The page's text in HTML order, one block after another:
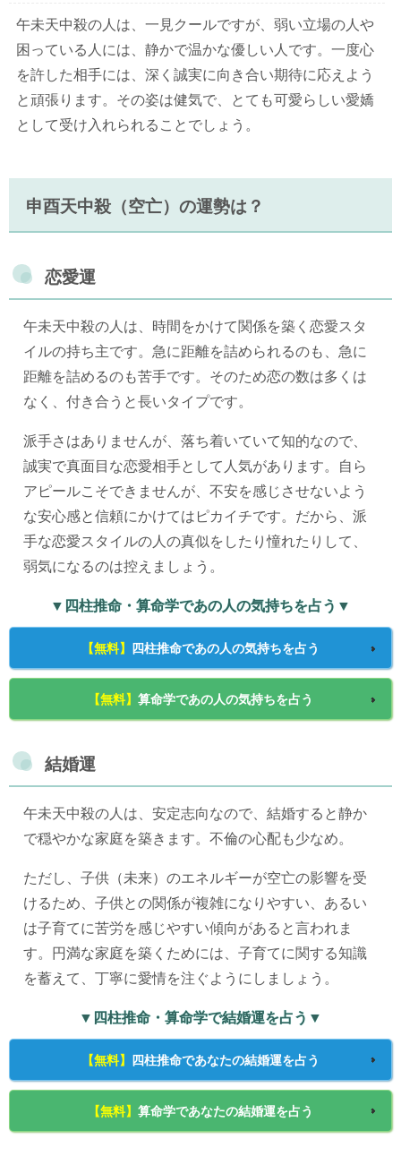
午未天中殺の人は、一見クールですが、弱い立場の人や
困っている人には、静かで温かな優しい人です。一度心
を許した相手には、深く誠実に向き合い期待に応えよう
と頑張ります。その姿は健気で、とても可愛らしい愛嬌
として受け入れられることでしょう。
申酉天中殺（空亡）の運勢は？
恋愛運
午未天中殺の人は、時間をかけて関係を築く恋愛スタ
イルの持ち主です。急に距離を詰められるのも、急に
距離を詰めるのも苦手です。そのため恋の数は多くは
なく、付き合うと長いタイプです。
派手さはありませんが、落ち着いていて知的なので、
誠実で真面目な恋愛相手として人気があります。自ら
アピールこそできませんが、不安を感じさせないよう
な安心感と信頼にかけてはピカイチです。だから、派
手な恋愛スタイルの人の真似をしたり憧れたりして、
弱気になるのは控えましょう。
▼四柱推命・算命学であの人の気持ちを占う▼
【無料】 四柱推命であの人の気持ちを占う
【無料】 算命学であの人の気持ちを占う
結婚運
午未天中殺の人は、安定志向なので、結婚すると静か
で穏やかな家庭を築きます。不倫の心配も少なめ。
ただし、子供（未来）のエネルギーが空亡の影響を受
けるため、子供との関係が複雑になりやすい、あるい
は子育てに苦労を感じやすい傾向があると言われま
す。円満な家庭を築くためには、子育てに関する知識
を蓄えて、丁寧に愛情を注ぐようにしましょう。
▼四柱推命・算命学で結婚運を占う▼
【無料】 四柱推命であなたの結婚運を占う
【無料】 算命学であなたの結婚運を占う